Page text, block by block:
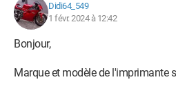
Didi64_549
1 févr. 2024 à 12:42
Bonjour,
Marque et modèle de l'imprimante